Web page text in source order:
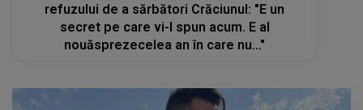
refuzului de a sărbători Crăciunul: "E un
secret pe care vi-l spun acum. E al
nouăsprezecelea an în care nu..."